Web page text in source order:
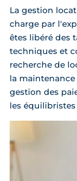
La gestion
charge par
êtes libéré des
techniques et
recherche de
la maintenance
gestion des
les